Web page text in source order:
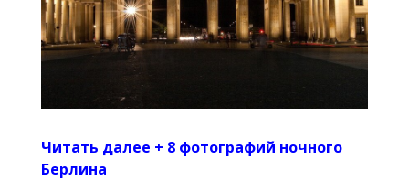
Читать далее + 8 фотографий ночного
Берлина